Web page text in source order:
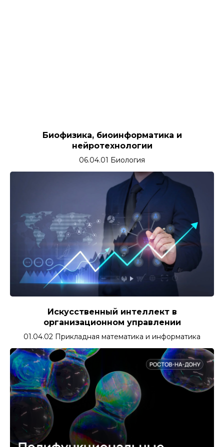
Биофизика, биоинформатика и
нейротехнологии
06.04.01 Биология
Искусственный интеллект в
организационном управлении
01.04.02 Прикладная математика и информатика